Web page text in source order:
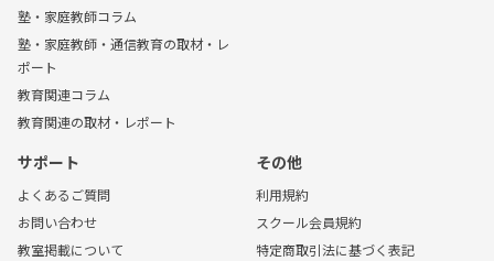
塾・家庭教師コラム
塾・家庭教師・通信教育の取材・レ
ポート
教育関連コラム
教育関連の取材・レポート
サポート
よくあるご質問
お問い合わせ
教室掲載について
その他
利用規約
スクール会員規約
特定商取引法に基づく表記